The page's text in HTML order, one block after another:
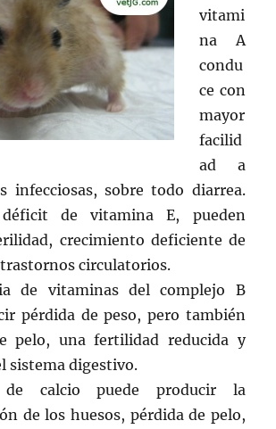
vitami
na A
condu
ce con
mayor
facilid
ad a
infecciosas, sobre todo diarrea.
de vitamina E, pueden
crecimiento deficiente de
circulatorios.
de vitaminas del complejo B
pérdida de peso, pero también
pelo, una fertilidad reducida y
sistema digestivo.
calcio puede producir la
de los huesos, pérdida de pelo,